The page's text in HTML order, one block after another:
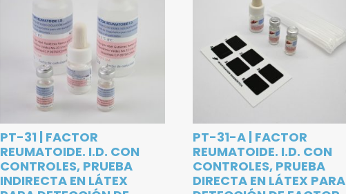
PT-31 | FACTOR
REUMATOIDE. I.D. CON
CONTROLES, PRUEBA
INDIRECTA EN LÁTEX
PT-31-A | FACTOR
REUMATOIDE. I.D. CON
CONTROLES, PRUEBA
DIRECTA EN LÁTEX PARA